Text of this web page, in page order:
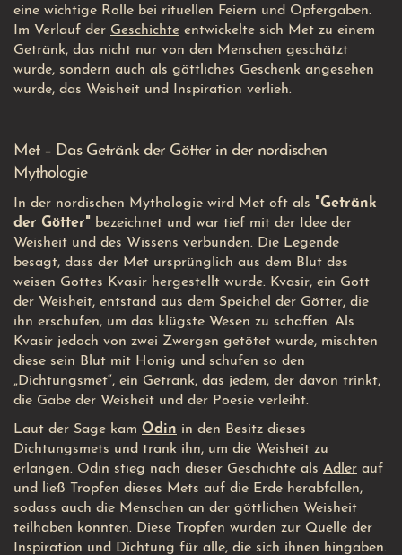
eine wichtige Rolle bei rituellen Feiern und Opfergaben.
Im Verlauf der Geschichte entwickelte sich Met zu einem
Getränk, das nicht nur von den Menschen geschätzt
wurde, sondern auch als göttliches Geschenk angesehen
wurde, das Weisheit und Inspiration verlieh.
Met – Das Getränk der Götter in der nordischen
Mythologie
In der nordischen Mythologie wird Met oft als "Getränk
der Götter" bezeichnet und war tief mit der Idee der
Weisheit und des Wissens verbunden. Die Legende
besagt, dass der Met ursprünglich aus dem Blut des
weisen Gottes Kvasir hergestellt wurde. Kvasir, ein Gott
der Weisheit, entstand aus dem Speichel der Götter, die
ihn erschufen, um das klügste Wesen zu schaffen. Als
Kvasir jedoch von zwei Zwergen getötet wurde, mischten
diese sein Blut mit Honig und schufen so den
„Dichtungsmet“, ein Getränk, das jedem, der davon trinkt,
die Gabe der Weisheit und der Poesie verleiht.
Laut der Sage kam Odin in den Besitz dieses
Dichtungsmets und trank ihn, um die Weisheit zu
erlangen. Odin stieg nach dieser Geschichte als Adler auf
und ließ Tropfen dieses Mets auf die Erde herabfallen,
sodass auch die Menschen an der göttlichen Weisheit
teilhaben konnten. Diese Tropfen wurden zur Quelle der
Inspiration und Dichtung für alle, die sich ihnen hingaben.